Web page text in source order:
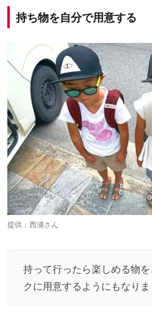
持ち物を自分で用意する
提供：西浦さん
持って行ったら楽しめる物
クに用意するようにもなりま